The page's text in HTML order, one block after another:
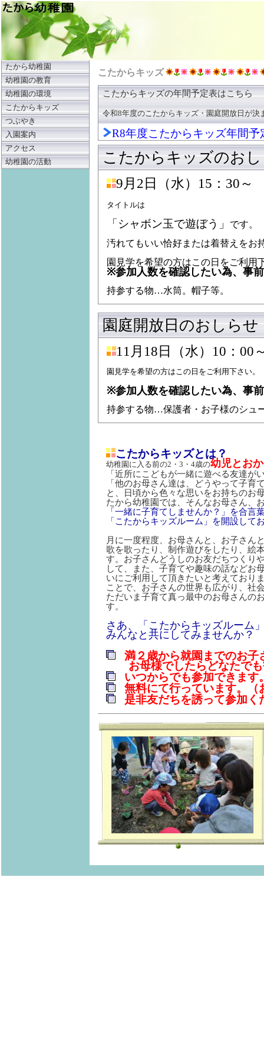
たから幼稚園
幼稚園の教育
幼稚園の環境
こたからキッズ
つぶやき
入園案内
アクセス
幼稚園の活動
こたからキッズ
こたからキッズの年間予定表はこちら
令和8年度のこたからキッズ・園庭開放日が決
R8年度こたからキッズ年間予
こたからキッズのお
9月2日（水）15：30～
タイトルは
「シャボン玉で遊ぼう」
です。
汚れてもいい恰好または着替えをお
園見学を希望の方はこの日をご利用
※参加人数を確認したい為、事
持参する物…水筒。帽子等。
園庭開放日のおしらせ
11月18日（水）10：00
園見学を希望の方はこの日をご利用下さい。
※参加人数を確認したい為、事
持参する物…保護者・お子様のシュ
こたからキッズとは？
幼稚園に入る前の2・3・4歳の幼児とお
「近所にこどもが一緒に遊べる友達が
「他のお母さん達は、どうやって子育
と、日頃から色々な思いをお持ちのお
たから幼稚園では、そんなお母さん、
「一緒に子育てしませんか？」を合言
「こたからキッズルーム」を開設して
月に一度程度、お母さんと、お子さん
歌を歌ったり、制作遊びをしたり、絵
す。お子さんどうしのお友だちつくり
して、また、子育てや趣味の話などお
いにご利用して頂きたいと考えており
ことで、お子さんの世界も広がり、社
ただいま子育て真っ最中のお母さんの
す。
さあ、「こたからキッズルーム
みんなと共にしてみませんか？
満２歳から就園までのお子
お母様でしたらどなたでも
いつからでも参加できます
無料にて行っています。（
是非友だちを誘って参加く